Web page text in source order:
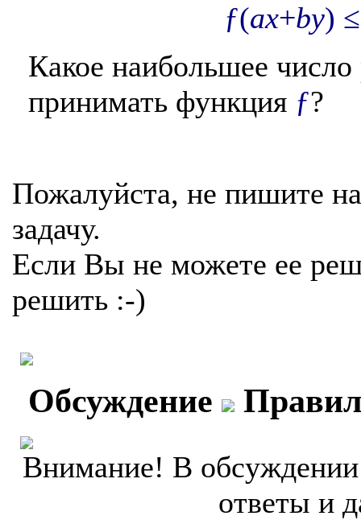
ƒ(ax+by)
Какое наибольшее
принимать функция ƒ?
Пожалуйста, не пишите
задачу.
Если Вы не можете ее
решить :-)
Обсуждение
Внимание! В обсуждении
ответы и